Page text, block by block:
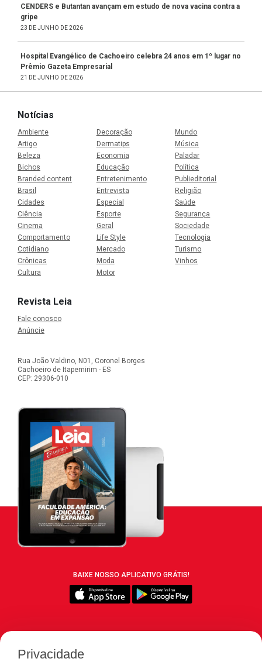
CENDERS e Butantan avançam em estudo de nova vacina contra a
gripe
23 DE JUNHO DE 2026
Hospital Evangélico de Cachoeiro celebra 24 anos em 1º lugar no
Prêmio Gazeta Empresarial
21 DE JUNHO DE 2026
Notícias
Ambiente
Artigo
Beleza
Bichos
Branded content
Brasil
Cidades
Ciência
Cinema
Comportamento
Cotidiano
Crônicas
Cultura
Decoração
Dermatips
Economia
Educação
Entretenimento
Entrevista
Especial
Esporte
Geral
Life Style
Mercado
Moda
Motor
Mundo
Música
Paladar
Política
Publieditorial
Religião
Saúde
Segurança
Sociedade
Tecnologia
Turismo
Vinhos
Revista Leia
Fale conosco
Anúncie
Rua João Valdino, N01, Coronel Borges
Cachoeiro de Itapemirim - ES
CEP: 29306-010
BAIXE NOSSO APLICATIVO GRÁTIS!
Privacidade